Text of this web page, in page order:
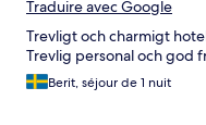
Traduire avec Google
Trevligt och charmigt
Trevlig personal och god
Berit, séjour de 1 nuit